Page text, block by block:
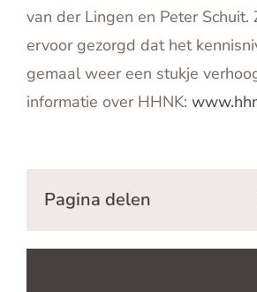
van der Lingen en Peter Schuit.
ervoor gezorgd dat het
gemaal weer een stukje
informatie over HHNK:
Pagina delen